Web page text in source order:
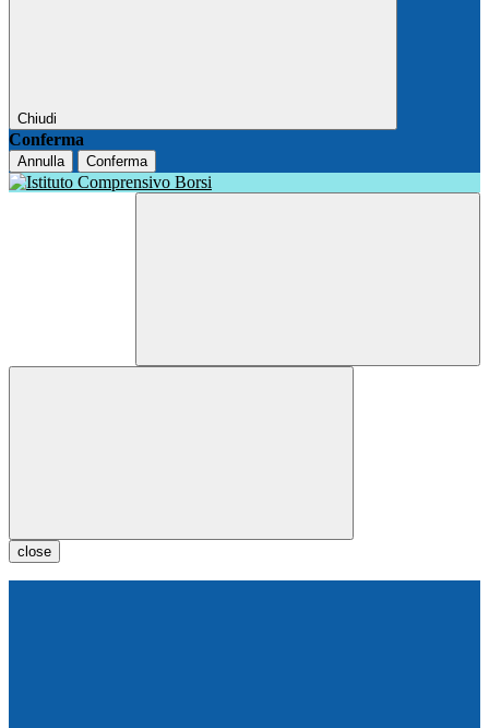
Chiudi
Conferma
Annulla Conferma
close